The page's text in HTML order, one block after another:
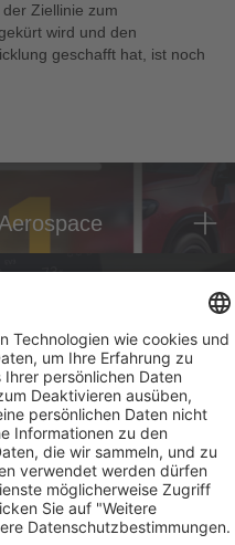
Ziellinie zum
wird und den
geschafft hat, ist noch
Dienste gebündelt
Bis zu 657 km
laden